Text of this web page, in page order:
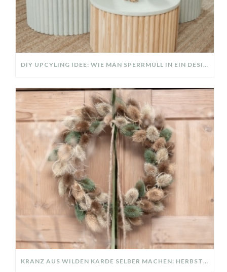
DIY UPCYLING IDEE: WIE MAN SPERRMÜLL IN EIN DESIGNER TEIL VERWANDELT
KRANZ AUS WILDEN KARDE SELBER MACHEN: HERBSTDEKO GANZ EINFACH